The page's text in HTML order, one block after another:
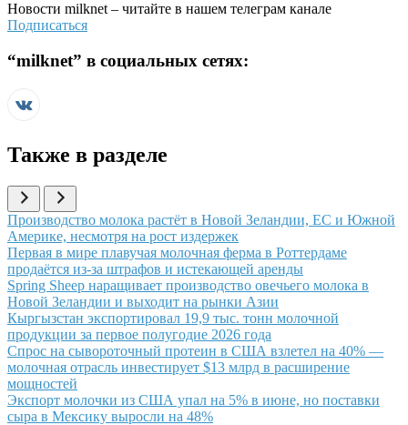
Новости milknet – читайте в нашем телеграм канале
Подписаться
“milknet” в социальных сетях:
Также в разделе
Иллюстрация новости
Производство молока растёт в Новой Зеландии, ЕС и Южной
Америке, несмотря на рост издержек
Иллюстрация новости
Первая в мире плавучая молочная ферма в Роттердаме
продаётся из-за штрафов и истекающей аренды
Иллюстрация новости
Spring Sheep наращивает производство овечьего молока в
Новой Зеландии и выходит на рынки Азии
Иллюстрация новости
Кыргызстан экспортировал 19,9 тыс. тонн молочной
продукции за первое полугодие 2026 года
Иллюстрация новости
Спрос на сывороточный протеин в США взлетел на 40% —
молочная отрасль инвестирует $13 млрд в расширение
мощностей
Иллюстрация новости
Экспорт молочки из США упал на 5% в июне, но поставки
сыра в Мексику выросли на 48%